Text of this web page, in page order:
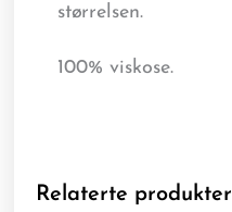
størrelsen.
100% viskose.
Relaterte produkter